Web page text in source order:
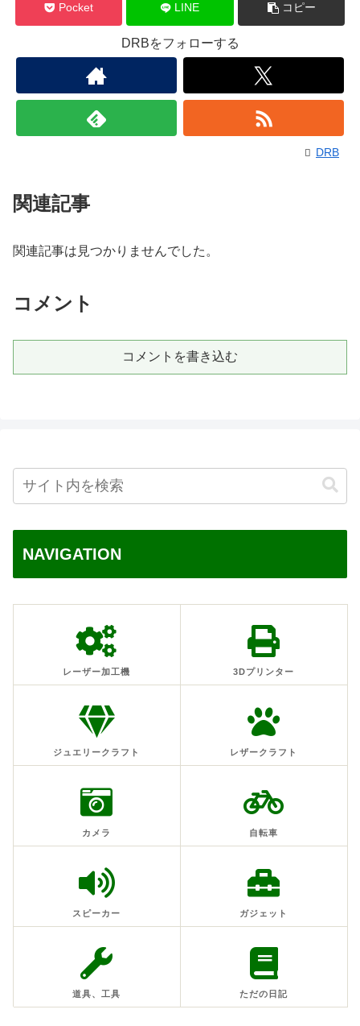
Pocket LINE コピー
DRBをフォローする
DRB
関連記事
関連記事は見つかりませんでした。
コメント
コメントを書き込む
NAVIGATION
レーザー加工機 3Dプリンター
ジュエリークラフト レザークラフト
カメラ 自転車
スピーカー ガジェット
道具、工具 ただの日記